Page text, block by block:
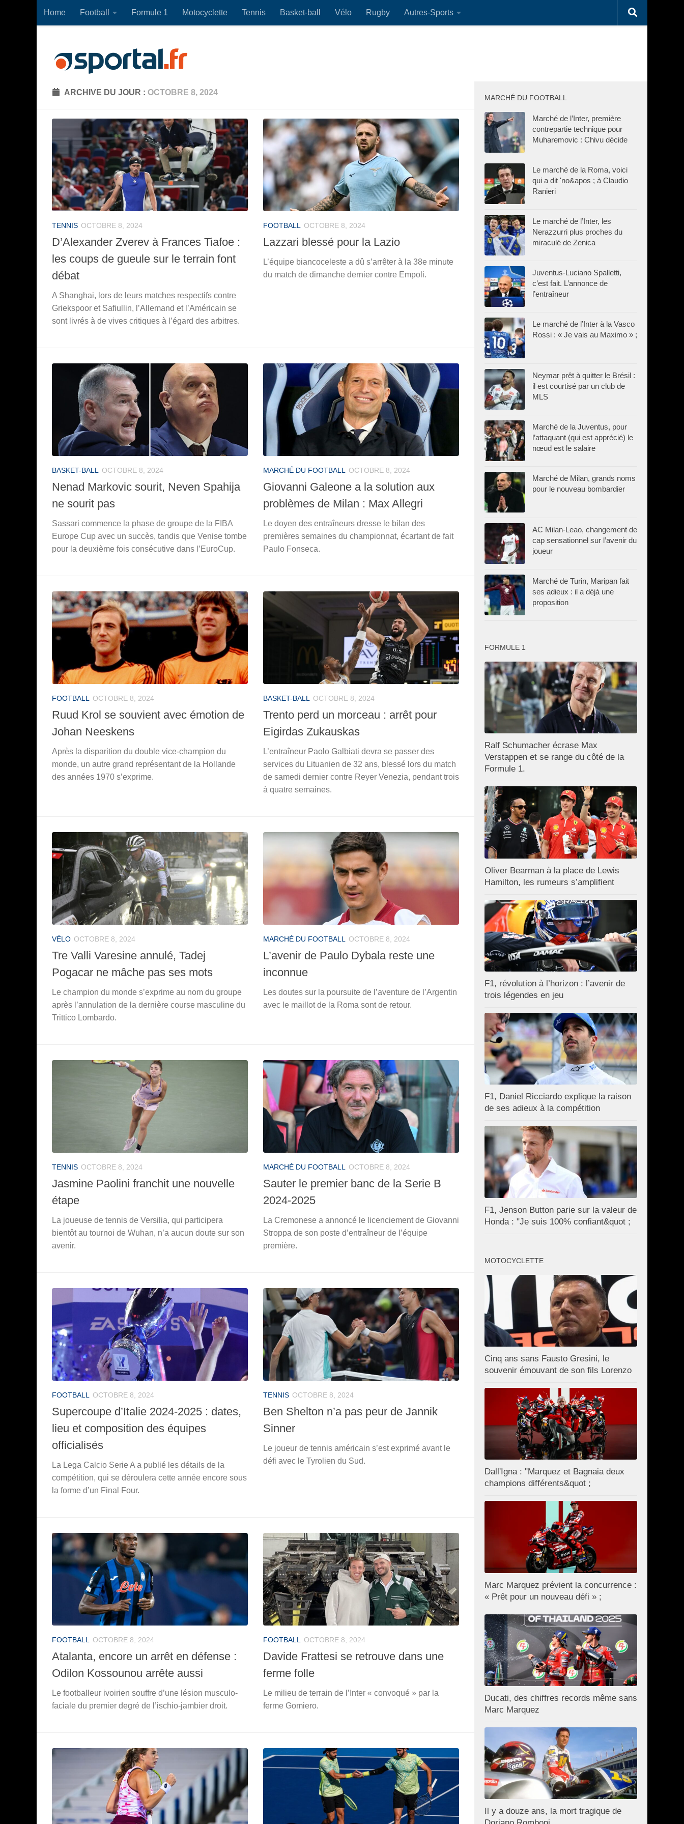
Skip to content
Home Football Formule 1 Motocyclette Tennis Basket-ball Vélo Rugby Autres-Sports
ARCHIVE DU JOUR : OCTOBRE 8, 2024
TENNIS OCTOBRE 8, 2024
D’Alexander Zverev à Frances Tiafoe :
les coups de gueule sur le terrain font
débat
A Shanghai, lors de leurs matches respectifs contre
Griekspoor et Safiullin, l’Allemand et l’Américain se
sont livrés à de vives critiques à l’égard des arbitres.
FOOTBALL OCTOBRE 8, 2024
Lazzari blessé pour la Lazio
L’équipe biancoceleste a dû s’arrêter à la 38e minute
du match de dimanche dernier contre Empoli.
BASKET-BALL OCTOBRE 8, 2024
Nenad Markovic sourit, Neven Spahija
ne sourit pas
Sassari commence la phase de groupe de la FIBA
Europe Cup avec un succès, tandis que Venise tombe
pour la deuxième fois consécutive dans l’EuroCup.
MARCHÉ DU FOOTBALL OCTOBRE 8, 2024
Giovanni Galeone a la solution aux
problèmes de Milan : Max Allegri
Le doyen des entraîneurs dresse le bilan des
premières semaines du championnat, écartant de fait
Paulo Fonseca.
FOOTBALL OCTOBRE 8, 2024
Ruud Krol se souvient avec émotion de
Johan Neeskens
Après la disparition du double vice-champion du
monde, un autre grand représentant de la Hollande
des années 1970 s’exprime.
BASKET-BALL OCTOBRE 8, 2024
Trento perd un morceau : arrêt pour
Eigirdas Zukauskas
L’entraîneur Paolo Galbiati devra se passer des
services du Lituanien de 32 ans, blessé lors du match
de samedi dernier contre Reyer Venezia, pendant trois
à quatre semaines.
VÉLO OCTOBRE 8, 2024
Tre Valli Varesine annulé, Tadej
Pogacar ne mâche pas ses mots
Le champion du monde s’exprime au nom du groupe
après l’annulation de la dernière course masculine du
Trittico Lombardo.
MARCHÉ DU FOOTBALL OCTOBRE 8, 2024
L’avenir de Paulo Dybala reste une
inconnue
Les doutes sur la poursuite de l’aventure de l’Argentin
avec le maillot de la Roma sont de retour.
TENNIS OCTOBRE 8, 2024
Jasmine Paolini franchit une nouvelle
étape
La joueuse de tennis de Versilia, qui participera
bientôt au tournoi de Wuhan, n’a aucun doute sur son
avenir.
MARCHÉ DU FOOTBALL OCTOBRE 8, 2024
Sauter le premier banc de la Serie B
2024-2025
La Cremonese a annoncé le licenciement de Giovanni
Stroppa de son poste d’entraîneur de l’équipe
première.
FOOTBALL OCTOBRE 8, 2024
Supercoupe d’Italie 2024-2025 : dates,
lieu et composition des équipes
officialisés
La Lega Calcio Serie A a publié les détails de la
compétition, qui se déroulera cette année encore sous
la forme d’un Final Four.
TENNIS OCTOBRE 8, 2024
Ben Shelton n’a pas peur de Jannik
Sinner
Le joueur de tennis américain s’est exprimé avant le
défi avec le Tyrolien du Sud.
FOOTBALL OCTOBRE 8, 2024
Atalanta, encore un arrêt en défense :
Odilon Kossounou arrête aussi
Le footballeur ivoirien souffre d’une lésion musculo-
faciale du premier degré de l’ischio-jambier droit.
FOOTBALL OCTOBRE 8, 2024
Davide Frattesi se retrouve dans une
ferme folle
Le milieu de terrain de l’Inter « convoqué » par la
ferme Gomiero.
MARCHÉ DU FOOTBALL
Marché de l’Inter, première
contrepartie technique pour
Muharemovic : Chivu décide
Le marché de la Roma, voici
qui a dit 'no&apos ; à Claudio
Ranieri
Le marché de l’Inter, les
Nerazzurri plus proches du
miraculé de Zenica
Juventus-Luciano Spalletti,
c’est fait. L’annonce de
l’entraîneur
Le marché de l’Inter à la Vasco
Rossi : « Je vais au Maximo » ;
Neymar prêt à quitter le Brésil :
il est courtisé par un club de
MLS
Marché de la Juventus, pour
l’attaquant (qui est apprécié) le
nœud est le salaire
Marché de Milan, grands noms
pour le nouveau bombardier
AC Milan-Leao, changement de
cap sensationnel sur l’avenir du
joueur
Marché de Turin, Maripan fait
ses adieux : il a déjà une
proposition
FORMULE 1
Ralf Schumacher écrase Max
Verstappen et se range du côté de la
Formule 1.
Oliver Bearman à la place de Lewis
Hamilton, les rumeurs s’amplifient
F1, révolution à l’horizon : l’avenir de
trois légendes en jeu
F1, Daniel Ricciardo explique la raison
de ses adieux à la compétition
F1, Jenson Button parie sur la valeur de
Honda : "Je suis 100% confiant&quot ;
MOTOCYCLETTE
Cinq ans sans Fausto Gresini, le
souvenir émouvant de son fils Lorenzo
Dall'Igna : "Marquez et Bagnaia deux
champions différents&quot ;
Marc Marquez prévient la concurrence :
« Prêt pour un nouveau défi » ;
Ducati, des chiffres records même sans
Marc Marquez
Il y a douze ans, la mort tragique de